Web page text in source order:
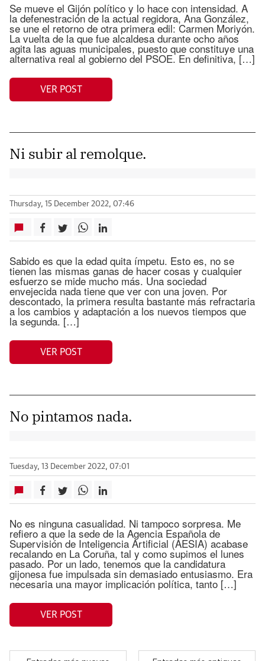
Se mueve el Gijón político y lo hace con intensidad. A
la defenestración de la actual regidora, Ana González,
se une el retorno de otra primera edil: Carmen Moriyón.
La vuelta de la que fue alcaldesa durante ocho años
agita las aguas municipales, puesto que constituye una
alternativa real al gobierno del PSOE. En definitiva, […]
VER POST
Ni subir al remolque.
Thursday, 15 December 2022, 07:46
Sabido es que la edad quita ímpetu. Esto es, no se
tienen las mismas ganas de hacer cosas y cualquier
esfuerzo se mide mucho más. Una sociedad
envejecida nada tiene que ver con una joven. Por
descontado, la primera resulta bastante más refractaria
a los cambios y adaptación a los nuevos tiempos que
la segunda. […]
VER POST
No pintamos nada.
Tuesday, 13 December 2022, 07:01
No es ninguna casualidad. Ni tampoco sorpresa. Me
refiero a que la sede de la Agencia Española de
Supervisión de Inteligencia Artificial (AESIA) acabase
recalando en La Coruña, tal y como supimos el lunes
pasado. Por un lado, tenemos que la candidatura
gijonesa fue impulsada sin demasiado entusiasmo. Era
necesaria una mayor implicación política, tanto […]
VER POST